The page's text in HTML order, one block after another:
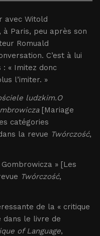
avec Witold
à Paris, peu après son
Romuald
C’est à lui
: « Imitez donc
l’imiter. »
ludzkim.O
[Mariage
catégories
la revue Twórczość,
» [Les
Twórczość,
de la « critique
dans le livre de
of Language,